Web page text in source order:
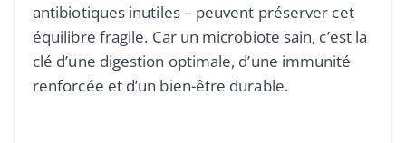
antibiotiques inutiles – peuvent préserver cet
équilibre fragile. Car un microbiote sain, c’est la
clé d’une digestion optimale, d’une immunité
renforcée et d’un bien-être durable.